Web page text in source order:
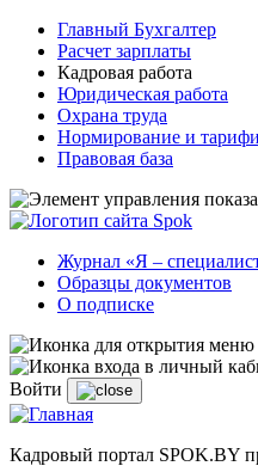
Главный Бухгалтер
Расчет зарплаты
Кадровая работа
Юридическая работа
Охрана труда
Нормирование и
Правовая база
Журнал «Я –
Образцы документов
О подписке
Войти
Кадровый портал SPOK.BY